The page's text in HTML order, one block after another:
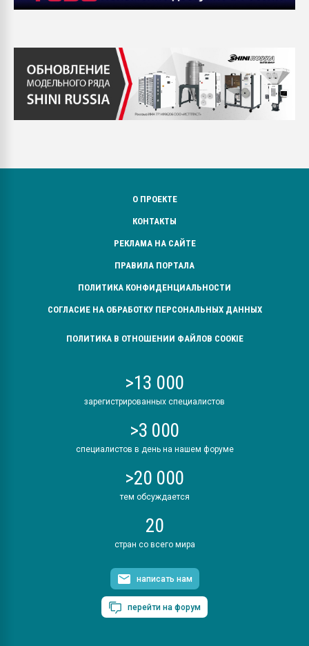
О ПРОЕКТЕ
КОНТАКТЫ
РЕКЛАМА НА САЙТЕ
ПРАВИЛА ПОРТАЛА
ПОЛИТИКА КОНФИДЕНЦИАЛЬНОСТИ
СОГЛАСИЕ НА ОБРАБОТКУ ПЕРСОНАЛЬНЫХ ДАННЫХ
ПОЛИТИКА В ОТНОШЕНИИ ФАЙЛОВ COOKIE
>13 000
зарегистрированных специалистов
>3 000
специалистов в день на нашем форуме
>20 000
тем обсуждается
20
стран со всего мира
написать нам
перейти на форум